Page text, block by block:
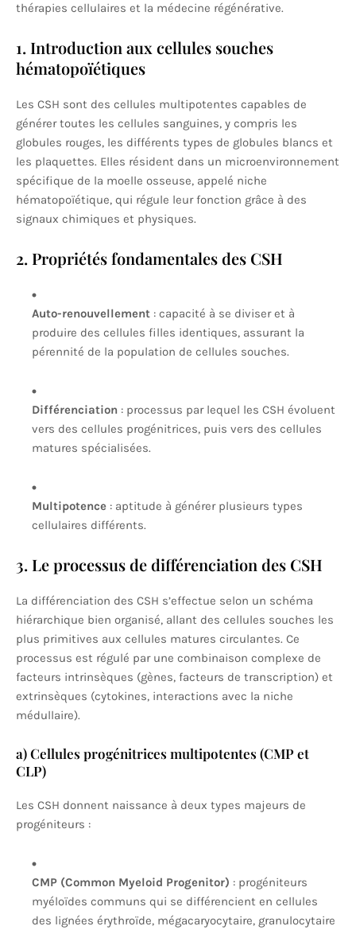
thérapies cellulaires et la médecine régénérative.
1. Introduction aux cellules souches
hématopoïétiques
Les CSH sont des cellules multipotentes capables de
générer toutes les cellules sanguines, y compris les
globules rouges, les différents types de globules blancs et
les plaquettes. Elles résident dans un microenvironnement
spécifique de la moelle osseuse, appelé niche
hématopoïétique, qui régule leur fonction grâce à des
signaux chimiques et physiques.
2. Propriétés fondamentales des CSH
Auto-renouvellement : capacité à se diviser et à
produire des cellules filles identiques, assurant la
pérennité de la population de cellules souches.
Différenciation : processus par lequel les CSH évoluent
vers des cellules progénitrices, puis vers des cellules
matures spécialisées.
Multipotence : aptitude à générer plusieurs types
cellulaires différents.
3. Le processus de différenciation des CSH
La différenciation des CSH s’effectue selon un schéma
hiérarchique bien organisé, allant des cellules souches les
plus primitives aux cellules matures circulantes. Ce
processus est régulé par une combinaison complexe de
facteurs intrinsèques (gènes, facteurs de transcription) et
extrinsèques (cytokines, interactions avec la niche
médullaire).
a) Cellules progénitrices multipotentes (CMP et
CLP)
Les CSH donnent naissance à deux types majeurs de
progéniteurs :
CMP (Common Myeloid Progenitor) : progéniteurs
myéloïdes communs qui se différencient en cellules
des lignées érythroïde, mégacaryocytaire, granulocytaire